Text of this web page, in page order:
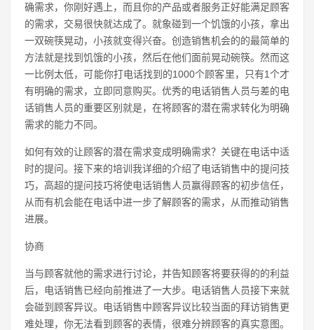
确需求，你刚好遇上，而且你的产品或者服务正好能满足顾客
的需求，交易很快就达成了。就象碰到一个饥饿的小孩，拿出
一双碗筷晃动，小孩就变得兴奋。创造销售机会的的最简单的
方法就是找到饥饿的小孩，然后在他们面前晃动碗筷。然而这
一比例太低，可能你打电话找到的1000个顾客里，只有1个才
有明确的需求，立即同意购买。优秀的电话销售人员与差的电
话销售人员的重要区别就是，在将顾客的潜在需求转化为明确
需求的能力不同。
如何有效的让顾客的潜在需求变成明确需求？关键在电话中适
时的提问。接下来的培训我详细的介绍了电话销售中的提问技
巧，高超的提问技巧将使电话销售人员赢得顾客的初步信任，
从而有机会能在电话中进一步了解顾客的需求，从而推动销售
进展。
协商
当与顾客就他的需求进行讨论，并告知顾客将要获得的的利益
后，电话销售已经向前推进了一大步。电话销售人员接下来就
会碰到顾客异议。电话销售中顾客异议比较当面的拜访销售更
难处理，你无法看到顾客的表情，很难分辨顾客的真实意图。